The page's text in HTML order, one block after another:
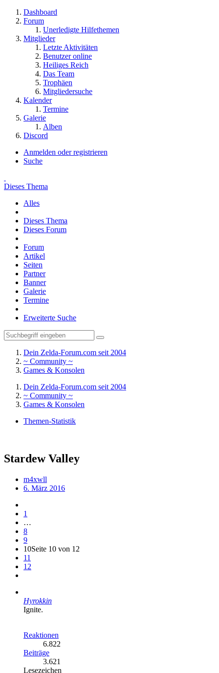
Dashboard
Forum
Unerledigte Hilfethemen
Mitglieder
Letzte Aktivitäten
Benutzer online
Heiliges Reich
Das Team
Trophäen
Mitgliedersuche
Kalender
Termine
Galerie
Alben
Discord
Anmelden oder registrieren
Suche
Dieses Thema
Alles
Dieses Thema
Dieses Forum
Forum
Artikel
Seiten
Partner
Banner
Galerie
Termine
Erweiterte Suche
Dein Zelda-Forum.com seit 2004
~ Community ~
Games & Konsolen
Dein Zelda-Forum.com seit 2004
~ Community ~
Games & Konsolen
Themen-Statistik
Stardew Valley
m4xwll
6. März 2016
1
…
8
9
10Seite 10 von 12
11
12
Hyrokkin
Ignite.
Reaktionen
6.822
Beiträge
3.621
Lesezeichen